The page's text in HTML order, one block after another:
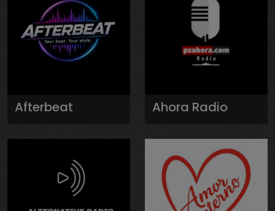
Afterbeat Ahora Radio